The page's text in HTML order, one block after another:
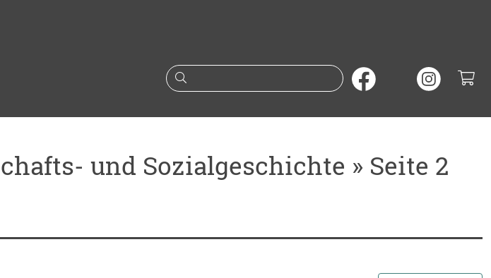
Suche nach Büchern oder
und Sozialgeschichte » Seite 2